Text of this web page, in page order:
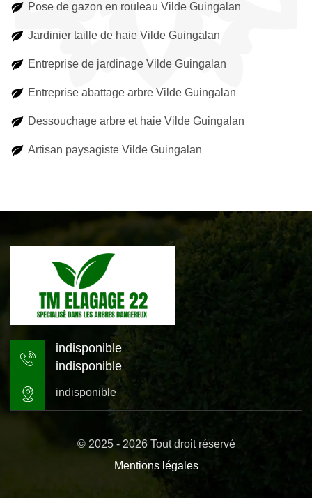
Pose de gazon en rouleau Vilde Guingalan
Jardinier taille de haie Vilde Guingalan
Entreprise de jardinage Vilde Guingalan
Entreprise abattage arbre Vilde Guingalan
Dessouchage arbre et haie Vilde Guingalan
Artisan paysagiste Vilde Guingalan
indisponible
indisponible
indisponible
© 2025 - 2026 Tout droit réservé
Mentions légales